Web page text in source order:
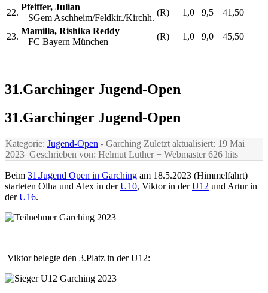
22.
Pfeiffer, Julian
SGem Aschheim/Feldkir./Kirchh.
(R) 1,0 9,5 41,50
23.
Mamilla, Rishika Reddy
FC Bayern München
(R) 1,0 9,0 45,50
31.Garchinger Jugend-Open
31.Garchinger Jugend-Open
Kategorie: Jugend-Open - Garching Zuletzt aktualisiert: 19 Mai
2023 Geschrieben von: Helmut Luther + Webmaster626 hits
Beim 31.Jugend Open in Garching am 18.5.2023 (Himmelfahrt)
starteten Olha und Alex in derU10, Viktor in derU12 und Artur in
derU16.
Viktor belegte den 3.Platz in der U12: